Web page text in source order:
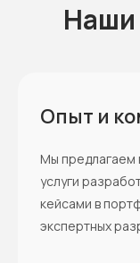
Наши
Опыт и
Мы предлагаем
услуги
кейсами в
экспертных